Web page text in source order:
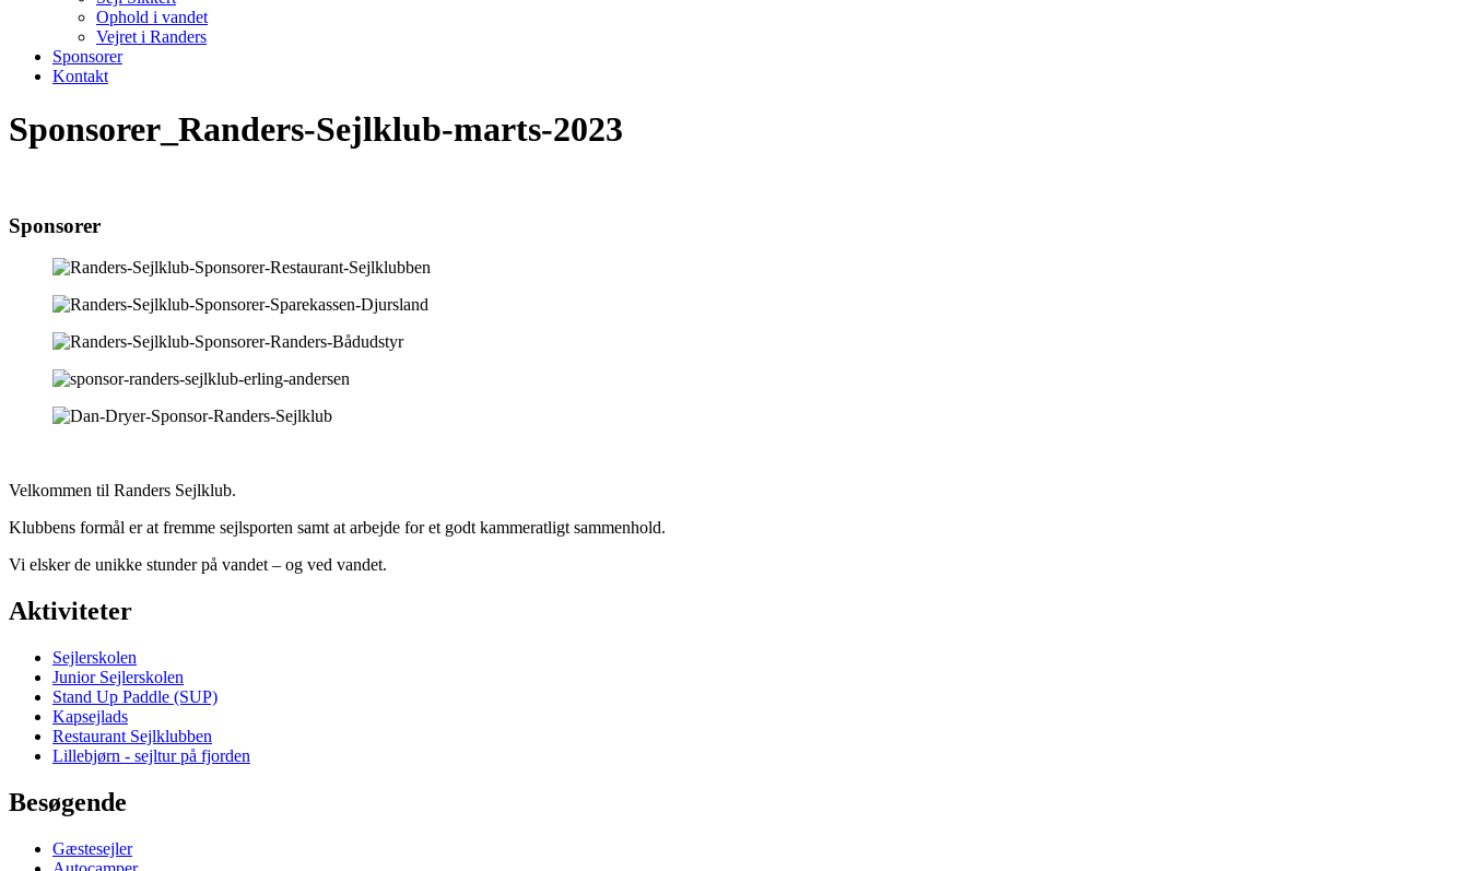
Ophold i vandet
Vejret i Randers
Sponsorer
Kontakt
Sponsorer_Randers-Sejlklub-marts-2023
Sponsorer
Velkommen til Randers Sejlklub.
Klubbens formål er at fremme sejlsporten samt at arbejde for et godt kammeratligt sammenhold.
Vi elsker de unikke stunder på vandet – og ved vandet.
Aktiviteter
Sejlerskolen
Junior Sejlerskolen
Stand Up Paddle (SUP)
Kapsejlads
Restaurant Sejlklubben
Lillebjørn - sejltur på fjorden
Besøgende
Gæstesejler